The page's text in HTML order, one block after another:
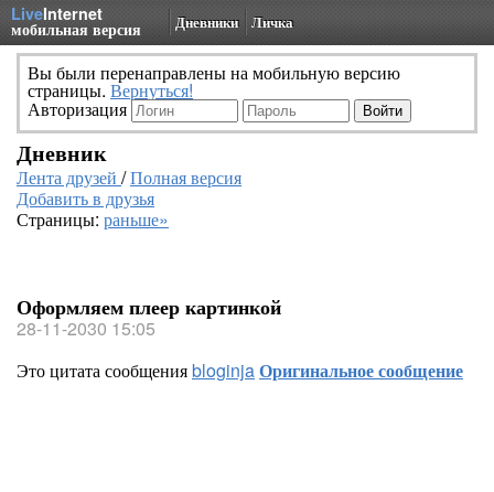
LiveInternet
мобильная версия Дневники Личка
Вы были перенаправлены на мобильную версию
страницы. Вернуться!
Авторизация
Дневник
Лента друзей /Полная версия
Добавить в друзья
Страницы: раньше»
Оформляем плеер картинкой
28-11-2030 15:05
Это цитата сообщенияbloginjaОригинальное сообщение